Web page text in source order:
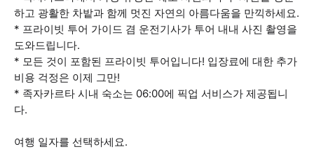
하고 광활한 차밭과 함께 멋진 자연의 아름다움을 만끽하세요.
* 프라이빗 투어 가이드 겸 운전기사가 투어 내내 사진 촬영을
도와드립니다.
* 모든 것이 포함된 프라이빗 투어입니다! 입장료에 대한 추가
비용 걱정은 이제 그만!
* 족자카르타 시내 숙소는 06:00에 픽업 서비스가 제공됩니
다.
여행 일자를 선택하세요.